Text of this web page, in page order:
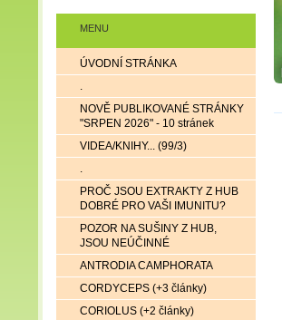
MENU
ÚVODNÍ STRÁNKA
.
NOVĚ PUBLIKOVANÉ STRÁNKY
"SRPEN 2026" - 10 stránek
VIDEA/KNIHY... (99/3)
.
PROČ JSOU EXTRAKTY Z HUB
DOBRÉ PRO VAŠI IMUNITU?
POZOR NA SUŠINY Z HUB,
JSOU NEÚČINNÉ
ANTRODIA CAMPHORATA
CORDYCEPS (+3 články)
CORIOLUS (+2 články)